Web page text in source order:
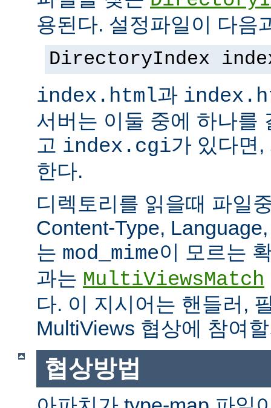
용된다. 설정파일이 다음
DirectoryIndex
index.html과
서버는 이둘 중에 하나를
고 index.cgi가 있다면
한다.
디렉토리를 읽을때 파일
Content-Type,
는 mod_mime이 모르는
과는 MultiViewsMatch
다. 이 지시어는 핸들러,
MultiViews 협상에 참여
협상방법